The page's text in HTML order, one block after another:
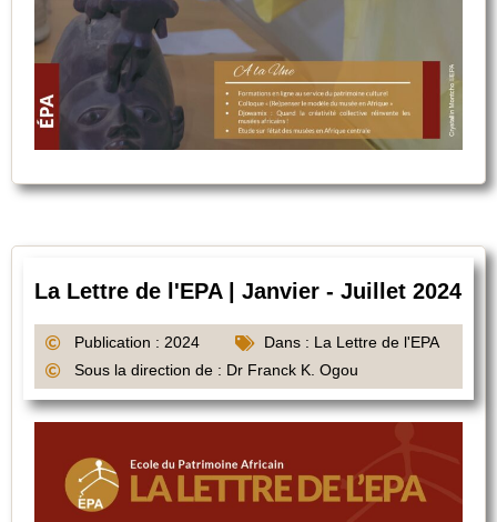
La Lettre de l'EPA | Janvier - Juillet 2024
Publication : 2024 Dans : La Lettre de l'EPA
Sous la direction de : Dr Franck K. Ogou